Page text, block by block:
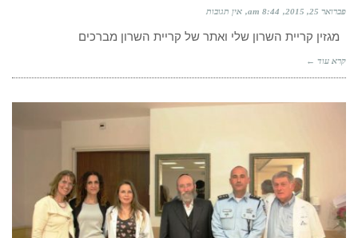
מגזין קריית השרון שלי ואתר של קריית השרון מברכים
קרא עוד ←